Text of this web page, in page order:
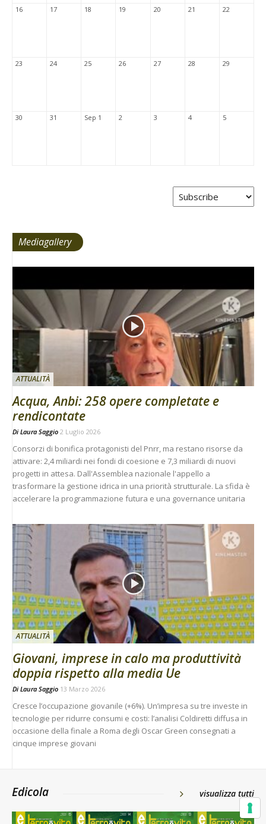
16 17 18 19 20 21 22
23 24 25 26 27 28 29
30 31 Sep 1 2 3 4 5
Mediagallery
ATTUALITÀ
Acqua, Anbi: 258 opere completate e
rendicontate
Di Laura Saggio 2 Luglio 2026
Consorzi di bonifica protagonisti del Pnrr, ma restano risorse da
attivare: 2,4 miliardi nei fondi di coesione e 7,3 miliardi di nuovi
progetti in attesa. Dall'Assemblea nazionale l'appello a
trasformare la gestione idrica in una priorità strutturale. La sfida è
accelerare la programmazione futura e una governance unitaria
ATTUALITÀ
Giovani, imprese in calo ma produttività
doppia rispetto alla media Ue
Di Laura Saggio 13 Marzo 2026
Cresce l’occupazione giovanile (+6%). Un’impresa su tre investe in
tecnologie per ridurre consumi e costi: l’analisi Coldiretti diffusa in
occasione della finale a Roma degli Oscar Green consegnati a
cinque imprese giovani
Edicola visualizza tutti